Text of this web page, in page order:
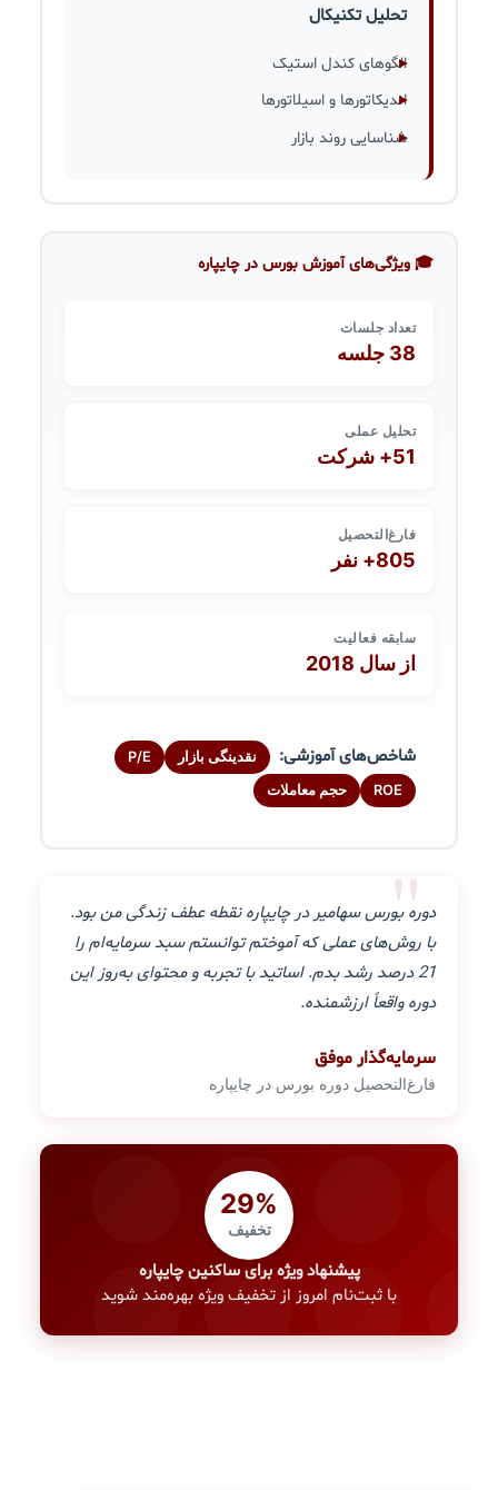
تحلیل تکنیکال
الگوهای کندل استیک
اندیکاتورها و اسیلاتورها
شناسایی روند بازار
🎓 ویژگی‌های آموزش بورس در چایپاره
تعداد جلسات
38 جلسه
تحلیل عملی
51+ شرکت
فارغ‌التحصیل
805+ نفر
سابقه فعالیت
از سال 2018
شاخص‌های آموزشی: نقدینگی بازار P/E
ROE حجم معاملات
"
دوره بورس سهامیر در چایپاره نقطه عطف زندگی من بود.
با روش‌های عملی که آموختم توانستم سبد سرمایه‌ام را
21 درصد رشد بدم. اساتید با تجربه و محتوای به‌روز این
دوره واقعاً ارزشمنده.
سرمایه‌گذار موفق
فارغ‌التحصیل دوره بورس در چایپاره
29%
تخفیف
پیشنهاد ویژه برای ساکنین چایپاره
با ثبت‌نام امروز از تخفیف ویژه بهره‌مند شوید